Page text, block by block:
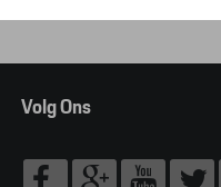
Volg Ons